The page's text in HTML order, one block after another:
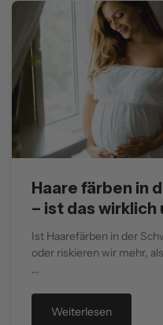
Haare färben in
– ist das
Ist Haarefärben in der
oder riskieren wir mehr,
...
Weiterlesen